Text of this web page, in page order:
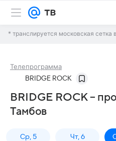
* транслируется московская сетка
Телепрограмма
BRIDGE ROCK
BRIDGE ROCK –
Тамбов
Ср, 5 Чт, 6